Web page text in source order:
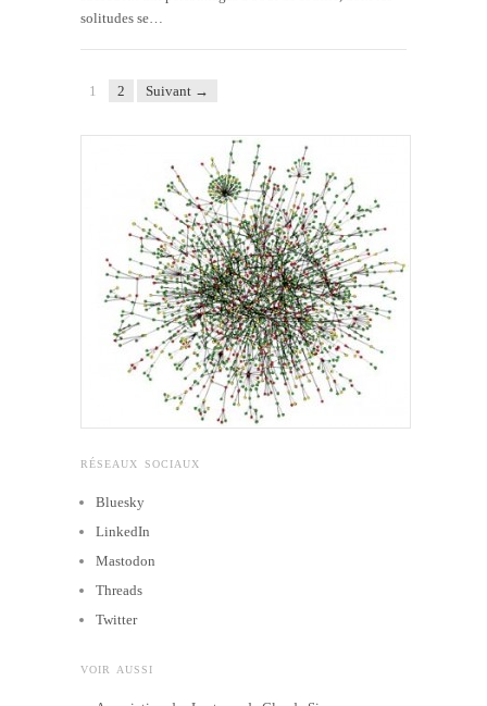
solitudes se…
1 2 Suivant →
RÉSEAUX SOCIAUX
Bluesky
LinkedIn
Mastodon
Threads
Twitter
VOIR AUSSI